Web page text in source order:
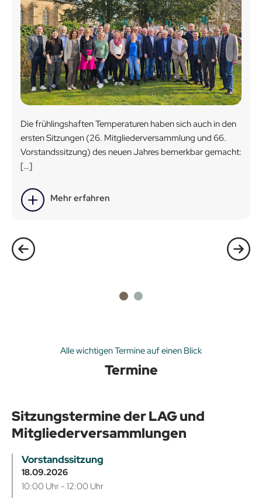
Die frühlingshaften Temperaturen haben sich auch in den
ersten Sitzungen (26. Mitgliederversammlung und 66.
Vorstandssitzung) des neuen Jahres bemerkbar gemacht:
[…]
Mehr erfahren
Alle wichtigen Termine auf einen Blick
Termine
Sitzungstermine der LAG und
Mitgliederversammlungen
Vorstandssitzung
18.09.2026
10:00 Uhr - 12:00 Uhr